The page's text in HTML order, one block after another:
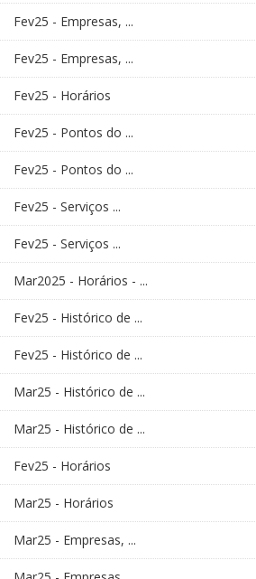
Fev25 - Empresas, ...
Fev25 - Empresas, ...
Fev25 - Horários
Fev25 - Pontos do ...
Fev25 - Pontos do ...
Fev25 - Serviços ...
Fev25 - Serviços ...
Mar2025 - Horários - ...
Fev25 - Histórico de ...
Fev25 - Histórico de ...
Mar25 - Histórico de ...
Mar25 - Histórico de ...
Fev25 - Horários
Mar25 - Horários
Mar25 - Empresas, ...